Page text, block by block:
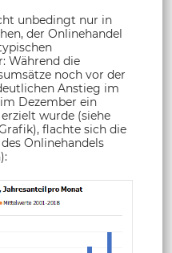
unbedingt nur in
der Onlinehandel
Während die
noch vor der
Anstieg im
Dezember ein
wurde (siehe
flachte sich die
Onlinehandels